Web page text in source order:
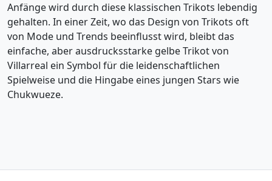
Anfänge wird durch diese klassischen Trikots lebendig
gehalten. In einer Zeit, wo das Design von Trikots oft
von Mode und Trends beeinflusst wird, bleibt das
einfache, aber ausdrucksstarke gelbe Trikot von
Villarreal ein Symbol für die leidenschaftlichen
Spielweise und die Hingabe eines jungen Stars wie
Chukwueze.